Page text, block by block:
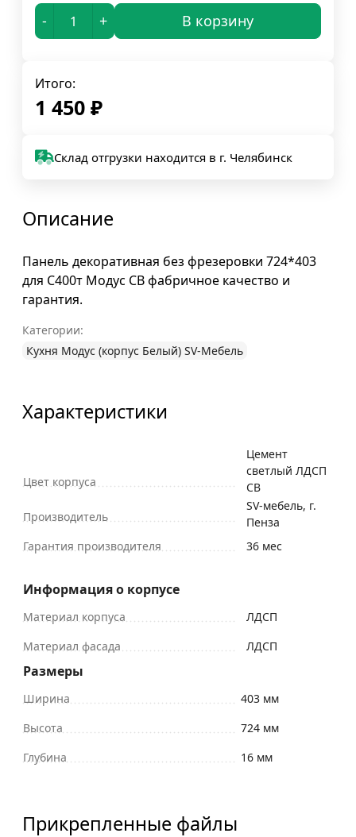
- + В корзину
Итого:
1 450 ₽
Склад отгрузки находится в г. Челябинск
Описание
Панель декоративная без фрезеровки 724*403
для С400т Модус СВ фабричное качество и
гарантия.
Категории:
Кухня Модус (корпус Белый) SV-Мебель
Характеристики
Цвет корпуса
Цемент
светлый ЛДСП
СВ
Производитель
SV-мебель, г.
Пенза
Гарантия производителя
36 мес
Информация о корпусе
Материал корпуса
ЛДСП
Материал фасада
ЛДСП
Размеры
Ширина
403 мм
Высота
724 мм
Глубина
16 мм
Прикрепленные файлы